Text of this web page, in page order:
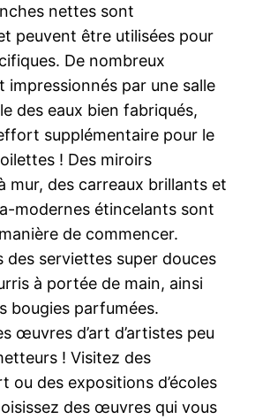
nettes sont
peuvent être utilisées pour
De nombreux
impressionnés par une salle
des eaux bien fabriqués,
supplémentaire pour le
! Des miroirs
mur, des carreaux brillants et
modernes étincelants sont
de commencer.
des serviettes super douces
à portée de main, ainsi
bougies parfumées.
œuvres d’art d’artistes peu
! Visitez des
ou des expositions d’écoles
des œuvres qui vous